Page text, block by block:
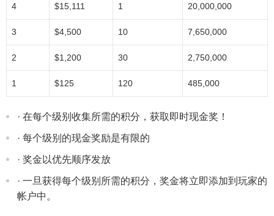
4 $15,111 1 20,000,000
3 $4,500 10 7,650,000
2 $1,200 30 2,750,000
1 $125 120 485,000
· 在每个级别收集所需的积分，获取即时现金奖！
· 每个级别的现金奖励是有限的
· 奖金以优先顺序发放
· 一旦获得每个级别所需的积分，奖金将立即添加到玩家的
帐户中。